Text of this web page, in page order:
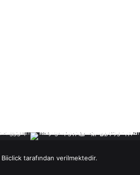
Biiclick tarafından verilmektedir.